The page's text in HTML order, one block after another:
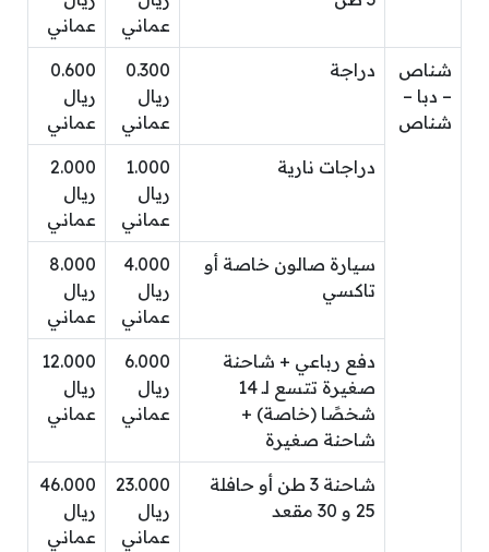
عماني
عماني
شناص
– دبا –
شناص
دراجة
0.300
ريال
عماني
0.600
ريال
عماني
دراجات نارية
1.000
ريال
عماني
2.000
ريال
عماني
سيارة صالون خاصة أو
تاكسي
4.000
ريال
عماني
8.000
ريال
عماني
دفع رباعي + شاحنة
صغيرة تتسع لـ 14
شخصًا (خاصة) +
شاحنة صغيرة
6.000
ريال
عماني
12.000
ريال
عماني
شاحنة 3 طن أو حافلة
25 و 30 مقعد
23.000
ريال
عماني
46.000
ريال
عماني